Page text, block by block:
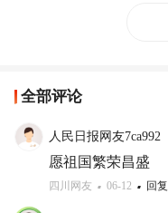
全部评论
人民日报网友7ca992
愿祖国繁荣昌盛
四川网友 06-12 回复